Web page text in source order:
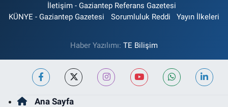
İletişim - Gaziantep Referans Gazetesi
KÜNYE - Gaziantep Gazetesi
Sorumluluk Reddi Yayın İlkeleri
Haber Yazılımı: TE Bilişim
Ana Sayfa